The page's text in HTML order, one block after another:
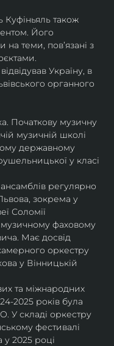
Куфіньяль також
Його
теми, пов’язані з
Україну, в
органного
Початкову музичну
музичній школі
державному
у класі
регулярно
зокрема у
Соломії
фаховому
Має досвід
оркестру
у Вінницькій
та міжнародних
2025 років була
У складі оркестру
фестивалі
у 2025 році